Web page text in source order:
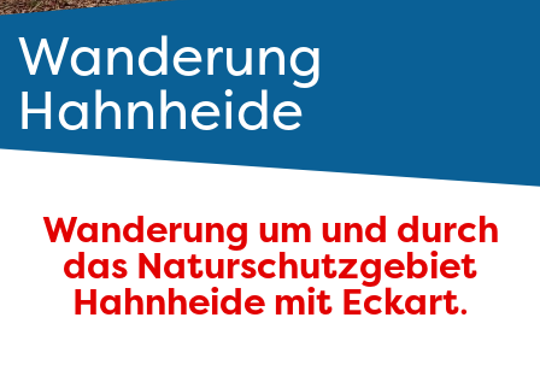
Wanderung
Hahnheide
Wanderung um und durch
das Naturschutzgebiet
Hahnheidemit Eckart.